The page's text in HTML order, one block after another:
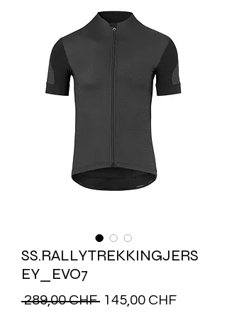
SS.RALLYTREKKINGJERS
EY_EVO7
289,00 CHF Prix
145,00 CHFPrix